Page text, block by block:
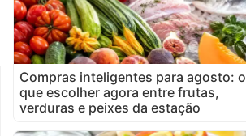
Compras inteligentes para agosto: o
que escolher agora entre frutas,
verduras e peixes da estação